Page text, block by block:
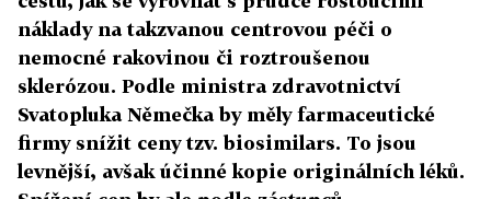
náklady na takzvanou centrovou péči o
nemocné rakovinou či roztroušenou
sklerózou. Podle ministra zdravotnictví
Svatopluka Němečka by měly farmaceutické
firmy snížit ceny tzv. biosimilars. To jsou
levnější, avšak účinné kopie originálních léků.